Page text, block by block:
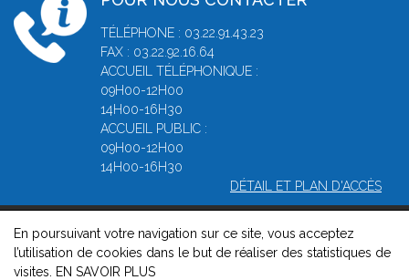
TÉLÉPHONE : 03.22.91.43.23
FAX : 03.22.92.16.64
ACCUEIL TÉLÉPHONIQUE :
09H00-12H00
14H00-16H30
ACCUEIL PUBLIC :
09H00-12H00
14H00-16H30
DÉTAIL ET PLAN D'ACCÈS
© 2026, Greffe du Tribunal de Commerce d' Amiens -Mentions
légales-Contact -Gestion des cookies -Politique de
En poursuivant votre navigation sur ce site, vous acceptez
l’utilisation de cookies dans le but de réaliser des statistiques de
visites.
EN SAVOIR PLUS